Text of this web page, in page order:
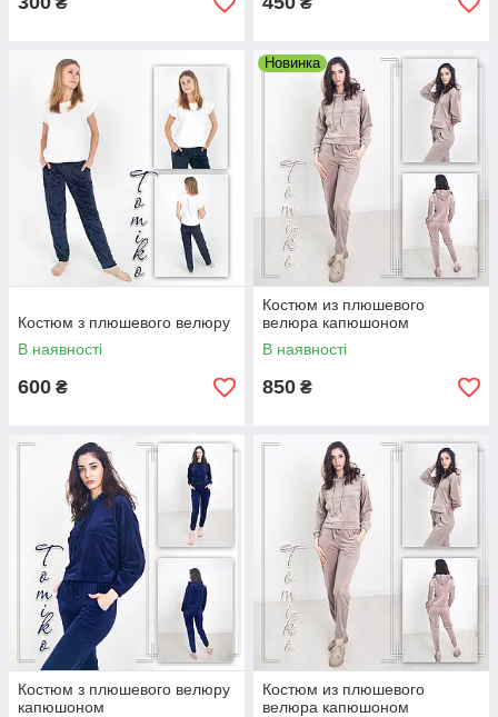
Костюм з плюшевого велюру
В наявності
600 ₴
Новинка
Костюм из плюшевого
велюра капюшоном
В наявності
850 ₴
Костюм з плюшевого велюру
капюшоном
Костюм из плюшевого
велюра капюшоном